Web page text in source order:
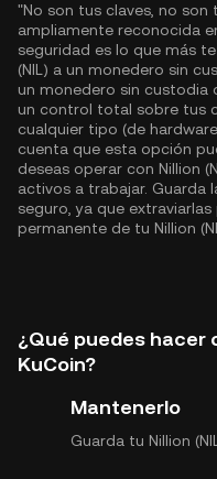
"No son tus claves, no son
ampliamente reconocida
seguridad es lo que más
(NIL) a un monedero sin
un monedero sin
un control total sobre tus
cualquier tipo (de
cuenta que esta opción
deseas operar con Nillion
activos a trabajar. Guarda
seguro, ya que
permanente de tu Nillion
¿Qué puedes hacer
KuCoin?
Mantenerlo
Guarda tu Nillion